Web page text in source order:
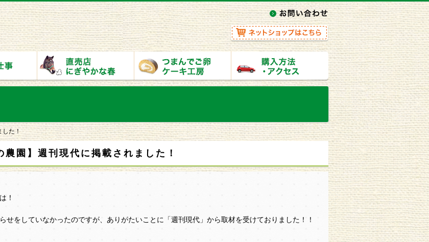
した！
農園】週刊現代に掲載されました！
！
せをしていなかったのですが、ありがたいことに「週刊現代」から取材を受けておりました！！